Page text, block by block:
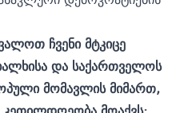
ჩვენი მტკიცე
და საქართველოს
მომავლის მიმართ,